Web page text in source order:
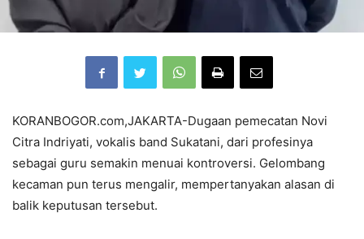
KORANBOGOR.com,JAKARTA-Dugaan pemecatan Novi
Citra Indriyati, vokalis band Sukatani, dari profesinya
sebagai guru semakin menuai kontroversi. Gelombang
kecaman pun terus mengalir, mempertanyakan alasan di
balik keputusan tersebut.